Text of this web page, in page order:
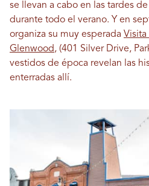
se llevan a cabo en las tardes
durante todo el verano. Y en
organiza su muy esperada
Glenwood, (401 Silver Drive,
vestidos de época revelan las
enterradas allí.